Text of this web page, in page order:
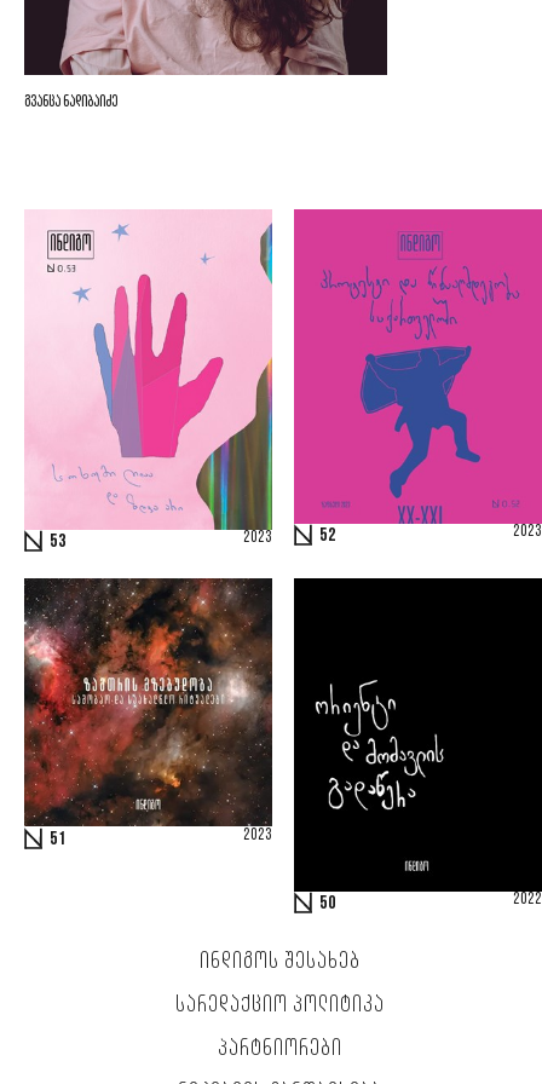
გვანცა ნადიბაიძე
53 2023 52 2023
51 2023
50 2022
ᲘᲜᲓᲘᲒᲝᲡ ᲨᲔᲡᲐᲮᲔᲑ
ᲡᲐᲠᲔᲓᲐᲥᲪᲘᲝ ᲞᲝᲚᲘᲢᲘᲙᲐ
ᲞᲐᲠᲢᲜᲘᲝᲠᲔᲑᲘ